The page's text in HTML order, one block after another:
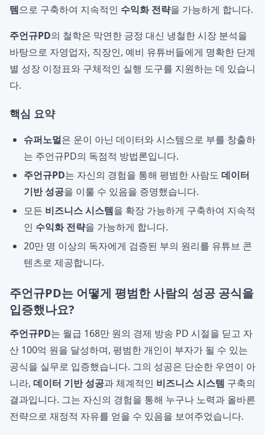
템으로 구축하여 지속적인 수익화 전략을 가능하게 합니다.
주언규PD의 철학은 막연한 긍정 대신 냉철한 시장 분석을
바탕으로 자영업자, 직장인, 예비 유튜버들에게 명확한 단계
별 성장 이정표와 구체적인 실행 도구를 지원하는 데 있습니
다.
핵심 요약
슈퍼노멀은 운이 아닌 데이터와 시스템으로 부를 창출하
는 주언규PD의 독점적 방법론입니다.
주언규PD는 자신의 경험을 통해 평범한 사람도 데이터
기반 성공을 이룰 수 있음을 증명했습니다.
모든 비즈니스 시스템을 확장 가능하게 구축하여 지속적
인 수익화 전략을 가능하게 합니다.
20만 명 이상의 독자에게 검증된 부의 원리를 유튜브 콘
텐츠로 제공합니다.
주언규PD는 어떻게 평범한 사람의 성공 공식을
입증했나요?
주언규PD는 월급 168만 원의 경제 방송 PD 시절을 딛고 자
산 100억 원을 달성하며, 평범한 개인이 부자가 될 수 있는
공식을 실무로 입증했습니다. 그의 성공은 단순한 우연이 아
니라, 데이터 기반 성공과 체계적인 비즈니스 시스템 구축의
결과입니다. 그는 자신의 경험을 통해 누구나 노력과 올바른
전략으로 재정적 자유를 얻을 수 있음을 보여주었습니다.